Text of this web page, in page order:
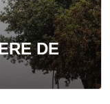
DE